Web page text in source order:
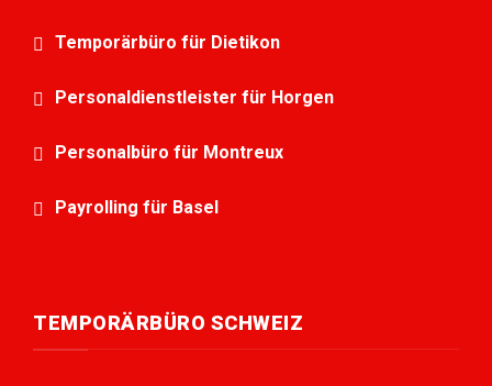
Temporärbüro für Dietikon
Personaldienstleister für Horgen
Personalbüro für Montreux
Payrolling für Basel
TEMPORÄRBÜRO SCHWEIZ